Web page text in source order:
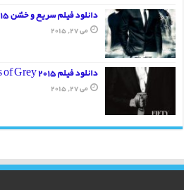
دانلود فیلم سریع و خشن Fast and Furious 7 2015
می 27, 2015
دانلود فیلم Fifty Shades of Grey 2015
می 27, 2015